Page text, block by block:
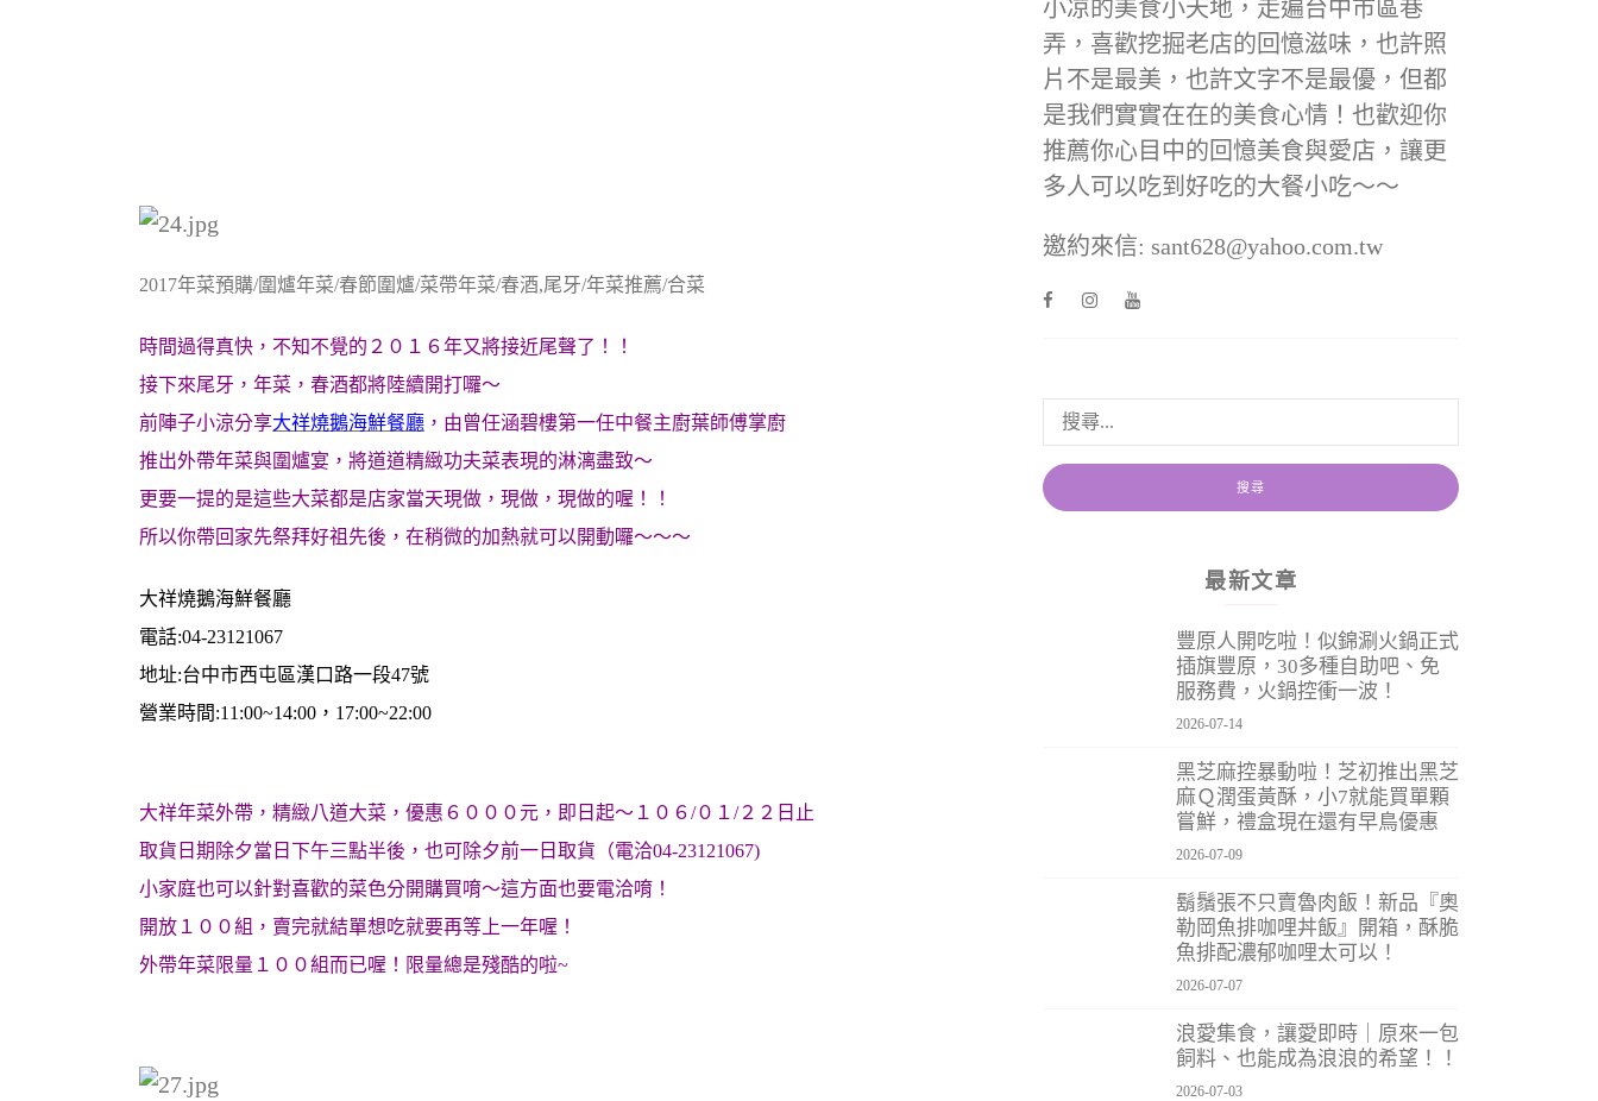
2017年菜預購/圍爐年菜/春節圍爐/菜帶年菜/春酒,尾牙/年菜推薦/合菜
時間過得真快，不知不覺的２０１６年又將接近尾聲了！！
接下來尾牙，年菜，春酒都將陸續開打囉～
前陣子小涼分享大祥燒鵝海鮮餐廳 ，由曾任涵碧樓第一任中餐主廚葉師傅掌廚
推出外帶年菜與圍爐宴，將道道精緻功夫菜表現的淋漓盡致～
更要一提的是這些大菜都是店家當天現做，現做，現做的喔！！
所以你帶回家先祭拜好祖先後，在稍微的加熱就可以開動囉～～～
大祥燒鵝海鮮餐廳
電話:04-23121067
地址:台中市西屯區漢口路一段47號
營業時間:11:00~14:00，17:00~22:00
大祥年菜外帶，精緻八道大菜，優惠６０００元，即日起～１０６/０１/２２日止
取貨日期除夕當日下午三點半後，也可除夕前一日取貨（電洽04-23121067)
小家庭也可以針對喜歡的菜色分開購買唷～這方面也要電洽唷！
開放１００組，賣完就結單想吃就要再等上一年喔！
外帶年菜限量１００組而已喔！限量總是殘酷的啦~
小凉的美食小天地，走遍台中市區巷
弄，喜歡挖掘老店的回憶滋味，也許照
片不是最美，也許文字不是最優，但都
是我們實實在在的美食心情！也歡迎你
推薦你心目中的回憶美食與愛店，讓更
多人可以吃到好吃的大餐小吃～～
邀約來信: sant628@yahoo.com.tw
最新文章
豐原人開吃啦！似錦涮火鍋正式
插旗豐原，30多種自助吧、免
服務費，火鍋控衝一波！
2026-07-14
黑芝麻控暴動啦！芝初推出黑芝
麻Ｑ潤蛋黃酥，小7就能買單顆
嘗鮮，禮盒現在還有早鳥優惠
2026-07-09
鬍鬚張不只賣魯肉飯！新品『奧
勒岡魚排咖哩丼飯』開箱，酥脆
魚排配濃郁咖哩太可以！
2026-07-07
浪愛集食，讓愛即時｜原來一包
飼料、也能成為浪浪的希望！！
2026-07-03